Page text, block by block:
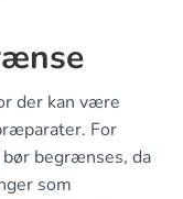
der kan være
For
begrænses, da
som